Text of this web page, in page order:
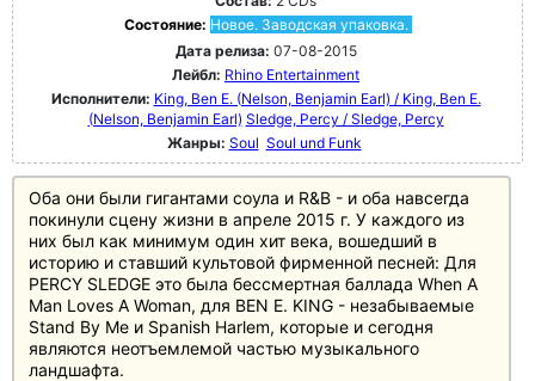
Состояние: Новое. Заводская упаковка.
Дата релиза: 07-08-2015
Лейбл: Rhino Entertainment
Исполнители: King, Ben E. (Nelson, Benjamin Earl) / King, Ben E.
(Nelson, Benjamin Earl) Sledge, Percy / Sledge, Percy
Жанры: Soul Soul und Funk
Оба они были гигантами соула и R&B - и оба навсегда
покинули сцену жизни в апреле 2015 г. У каждого из
них был как минимум один хит века, вошедший в
историю и ставший культовой фирменной песней: Для
PERCY SLEDGE это была бессмертная баллада When A
Man Loves A Woman, для BEN E. KING - незабываемые
Stand By Me и Spanish Harlem, которые и сегодня
являются неотъемлемой частью музыкального
ландшафта.